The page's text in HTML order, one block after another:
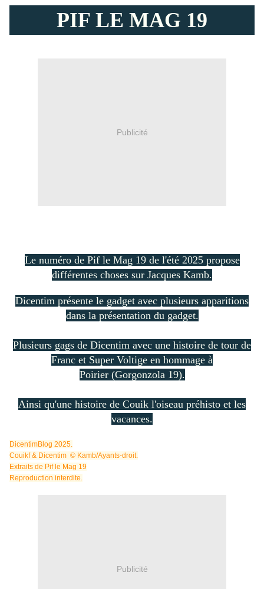
PIF LE MAG 19
Publicité
Le numéro de Pif le Mag 19 de l'été 2025 propose
différentes choses sur Jacques Kamb.
Dicentim présente le gadget avec plusieurs apparitions
dans la présentation du gadget.
Plusieurs gags de Dicentim avec une histoire de tour de
Franc et Super Voltige en hommage à
Poirier (Gorgonzola 19).
Ainsi qu'une histoire de Couik l'oiseau préhisto et les
vacances.
DicentimBlog 2025.
Couikf & Dicentim © Kamb/Ayants-droit.
Extraits de Pif le Mag 19
Reproduction interdite.
Publicité